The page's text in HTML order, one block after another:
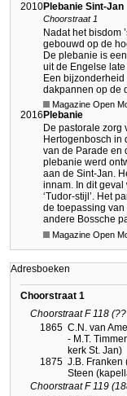
2010Plebanie Sint-Jan
Choorstraat 1
Nadat het bisdom
gebouwd op de
De plebanie is
uit de Engelse
Een bijzonderheid
dakpannen op de
Magazine Open
2016 Plebanie
De pastorale zorg
Hertogenbosch in
van de Parade en
plebanie werd
aan de Sint-Jan.
innam. In dit
‘Tudor-stijl’. Het
de toepassing van
andere Bossche
Magazine Open
Adresboeken
Choorstraat 1
Choorstraat F 118
1865 C.N. van
- M.T.
kerk St. Jan)
1875 J.B. Franken
Steen
Choorstraat F 119